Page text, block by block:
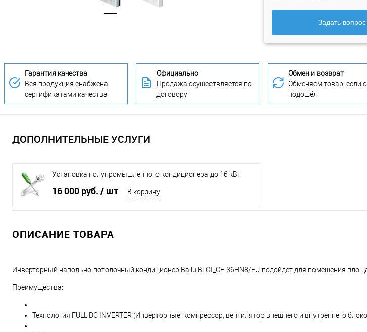
Задать вопрос
Гарантия качества
Вся продукция снабжена
сертификатами качества
Официально
Продажа осуществляется по
договору
Обмен и возврат
Обменяем товар, если
подошёл
ДОПОЛНИТЕЛЬНЫЕ УСЛУГИ
Установка полупромышленного кондиционера до 16 кВт
16 000 руб. / шт В корзину
ОПИСАНИЕ ТОВАРА
Инверторный напольно-потолочный кондиционер Ballu BLCI_CF-36HN8/EU подойдет для помещения
Преимущества:
Технология FULL DC INVERTER (Инверторные: компрессор, вентилятор внешнего и внутреннего